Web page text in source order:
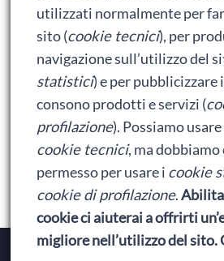
Meta
Accedi
Feed dei contenuti
Feed dei commenti
WordPress.org
utilizzati normalmente per
sito (cookie tecnici), per
navigazione sull’utilizzo del
statistici) e per pubblicizzare
consono prodotti e servizi (
profilazione). Possiamo
cookie tecnici, ma
permesso per usare i cookie
cookie di profilazione.
cookie ci aiuterai a offrirti
migliore nell’utilizzo del sito.